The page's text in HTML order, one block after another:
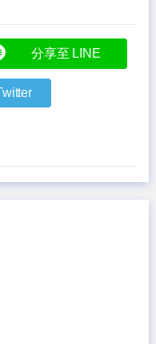
分享至 LINE